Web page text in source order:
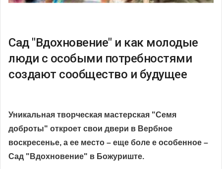
Сад "Вдохновение" и как молодые
люди с особыми потребностями
создают сообщество и будущее
Уникальная творческая мастерская "Семя
доброты" откроет свои двери в Вербное
воскресенье, а ее место – еще боле е особенное –
Сад "Вдохновение" в Божуриште.